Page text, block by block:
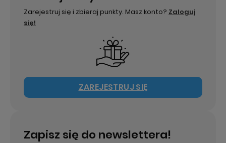
Zarejestruj się i zbieraj punkty. Masz konto? Zaloguj
się!
ZAREJESTRUJ SIĘ
Zapisz się do newslettera!